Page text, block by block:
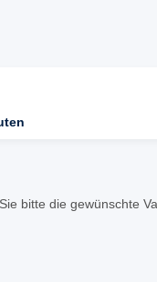
bitte die gewünschte